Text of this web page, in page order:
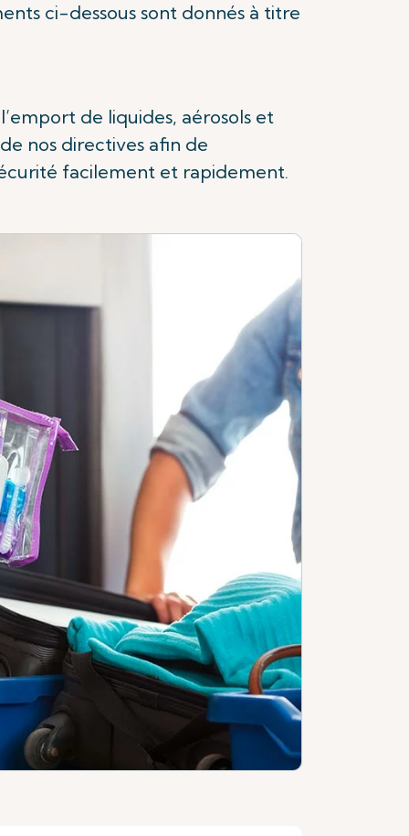
ci-dessous sont donnés à titre
de liquides, aérosols et
nos directives afin de
facilement et rapidement.